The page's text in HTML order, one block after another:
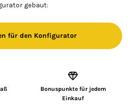
gebaut:
für den Konfigurator
Bonuspunkte für jedem
Einkauf